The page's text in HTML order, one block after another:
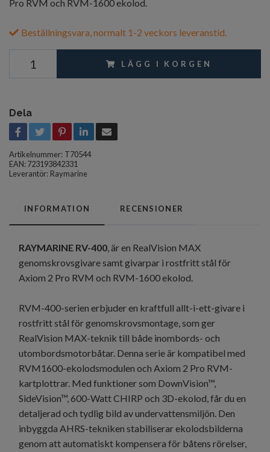
Pro RVM och RVM-1600 ekolod.
Beställningsvara, normalt 1-2 veckors leveranstid.
LÄGG I KORGEN
Dela
Artikelnummer: T70544
EAN: 723193842331
Leverantör: Raymarine
INFORMATION RECENSIONER
RAYMARINE RV-400, är en RealVision MAX
genomskrovsgivare samt givarpar i rostfritt stål för
Axiom 2 Pro RVM och RVM-1600 ekolod.
RVM-400-serien erbjuder en kraftfull allt-i-ett-givare i
rostfritt stål för genomskrovsmontage, som ger
RealVision MAX-teknik till både inombords- och
utombordsmotorbåtar. Denna serie är kompatibel med
RVM1600-ekolodsmodulen och Axiom 2 Pro RVM-
kartplottrar. Med funktioner som DownVision™,
SideVision™, 600-Watt CHIRP och 3D-ekolod, får du en
detaljerad och tydlig bild av undervattensmiljön. Den
inbyggda AHRS-tekniken stabiliserar ekolodsbilderna
genom att automatiskt kompensera för båtens rörelser,